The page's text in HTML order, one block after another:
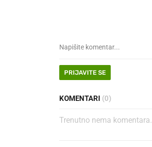
PRIJAVITE SE
KOMENTARI (0)
Trenutno nema komentara.